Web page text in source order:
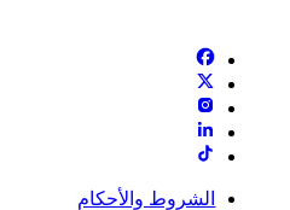
الشروط والأحكام